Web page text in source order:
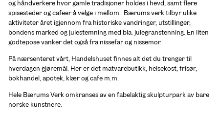
og håndverkere hvor gamle tradisjoner holdes i hevd, samt flere
spisesteder og cafeer å velge i mellom.  Bærums verk tilbyr ulike
aktiviteter året igjennom fra historiske vandringer, utstillinger,
bondens marked og julestemning med bla. julegranstenning. En liten
godtepose vanker det også fra nissefar og nissemor.
På nærsenteret vårt, Handelshuset finnes alt det du trenger til
hverdagen gjøremål. Her er det matvarebutikk, helsekost, frisør,
bokhandel, apotek, klær og cafe m.m.
Hele Bærums Verk omkranses av en fabelaktig skulpturpark av bare
norske kunstnere.